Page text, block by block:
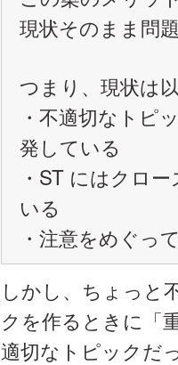
現状そのまま問
つまり、現状は
・不適切なトピ
発している
・ST にはクロ
いる
・注意をめぐっ
しかし、ちょっと
クを作るときに「
適切なトピックだ